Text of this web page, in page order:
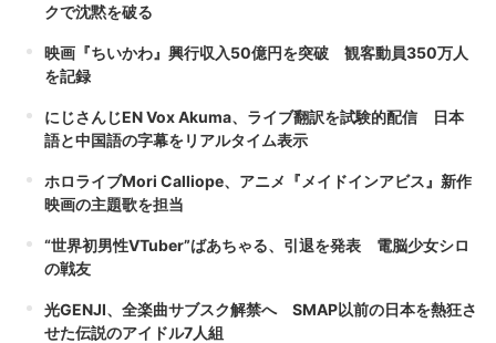
クで沈黙を破る
映画『ちいかわ』興行収入50億円を突破 観客動員350万人
を記録
にじさんじEN Vox Akuma、ライブ翻訳を試験的配信 日本
語と中国語の字幕をリアルタイム表示
ホロライブMori Calliope、アニメ『メイドインアビス』新作
映画の主題歌を担当
“世界初男性VTuber”ばあちゃる、引退を発表 電脳少女シロ
の戦友
光GENJI、全楽曲サブスク解禁へ SMAP以前の日本を熱狂さ
せた伝説のアイドル7人組